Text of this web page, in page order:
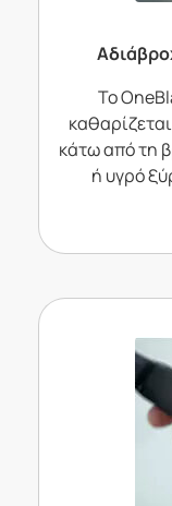
Το
κάτω από τη
ή υγρό